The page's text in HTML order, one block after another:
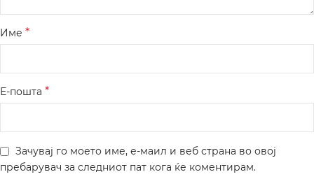
Име *
Е-пошта *
Зачувај го моето име, е-маил и веб страна во овој
пребарувач за следниот пат кога ќе коментирам.